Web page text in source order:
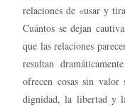
relaciones de «usar y
Cuántos se dejan
que las relaciones
resultan
ofrecen cosas sin
dignidad, la libertad y